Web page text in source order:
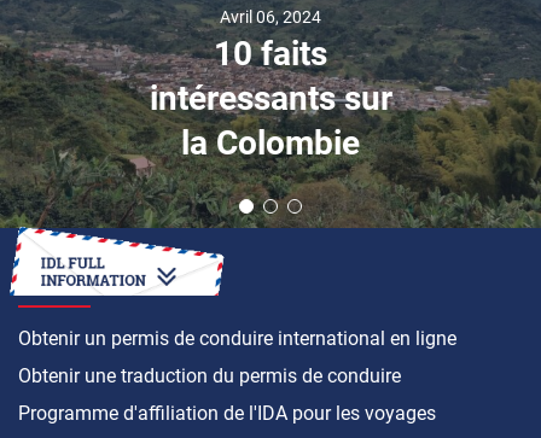
Avril 06, 2024
10 faits
intéressants sur
la Colombie
COMMENT FAIRE
Obtenir un permis de conduire international en ligne
Obtenir une traduction du permis de conduire
Programme d'affiliation de l'IDA pour les voyages